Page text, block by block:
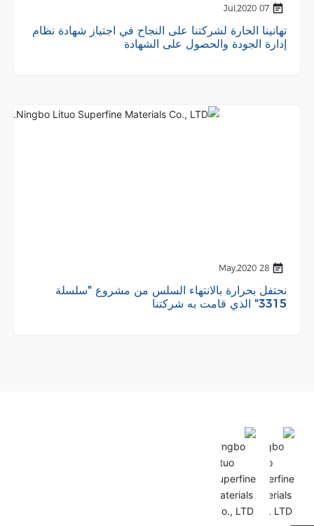
07 Jul,2020
تهانينا الحارة لشركتنا على النجاح في اجتياز شهادة نظام
إدارة الجودة والحصول على الشهادة
28 May,2020
نحتفل بحرارة بالانتهاء السلس من مشروع "سلسلة
3315" الذي قامت به شركتنا